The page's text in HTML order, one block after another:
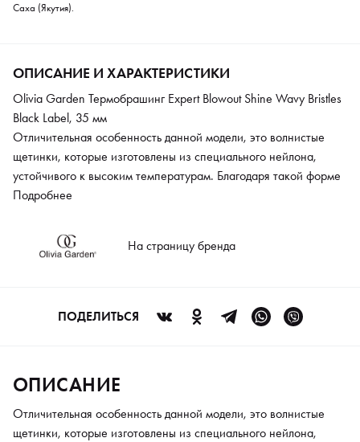
Саха (Якутия).
ОПИСАНИЕ И ХАРАКТЕРИСТИКИ
Olivia Garden Термобрашинг Expert Blowout Shine Wavy Bristles
Black Label, 35 мм
Отличительная особенность данной модели, это волнистые
щетинки, которые изготовлены из специального нейлона,
устойчивого к высоким температурам. Благодаря такой форме
и закругленным кончикам идет бережное и деликатное
поддерживает равномерное тепло, благодаря чему волосы не
пересыхают. Быстрый нагрев поможет сократить время
оставляя их блестящими и эластичными.
Подробнее
На страницу бренда
ПОДЕЛИТЬСЯ
ОПИСАНИЕ
Отличительная особенность данной модели, это волнистые
щетинки, которые изготовлены из специального нейлона,